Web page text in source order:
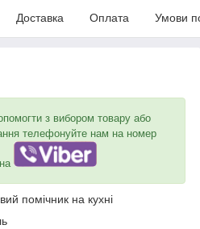
Доставка Оплата Умови
з вибором товару або
телефонуйте нам на номер
помічник на кухні